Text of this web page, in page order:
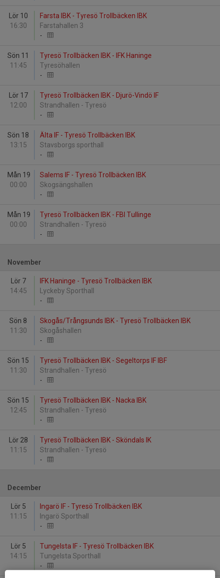
Lör 10
16:30
Farsta IBK - Tyresö Trollbäcken IBK
Farstahallen 3
-
Sön 11
11:45
Tyresö Trollbäcken IBK - IFK Haninge
Tyresöhallen
-
Lör 17
12:00
Tyresö Trollbäcken IBK - Djurö-Vindö IF
Strandhallen - Tyresö
-
Sön 18
13:15
Älta IF - Tyresö Trollbäcken IBK
Stavsborgs sporthall
-
Mån 19
00:00
Salems IF - Tyresö Trollbäcken IBK
Skogsängshallen
-
Mån 19
00:00
Tyresö Trollbäcken IBK - FBI Tullinge
Strandhallen - Tyresö
-
November
Lör 7
14:45
IFK Haninge - Tyresö Trollbäcken IBK
Lyckeby Sporthall
-
Sön 8
11:30
Skogås/Trångsunds IBK - Tyresö Trollbäcken IBK
Skogåshallen
-
Sön 15
11:30
Tyresö Trollbäcken IBK - Segeltorps IF IBF
Strandhallen - Tyresö
-
Sön 15
12:45
Tyresö Trollbäcken IBK - Nacka IBK
Strandhallen - Tyresö
-
Lör 28
11:15
Tyresö Trollbäcken IBK - Sköndals IK
Strandhallen - Tyresö
-
December
Lör 5
11:15
Ingarö IF - Tyresö Trollbäcken IBK
Ingarö Sporthall
-
Lör 5
14:15
Tungelsta IF - Tyresö Trollbäcken IBK
Tungelsta Sporthall
-